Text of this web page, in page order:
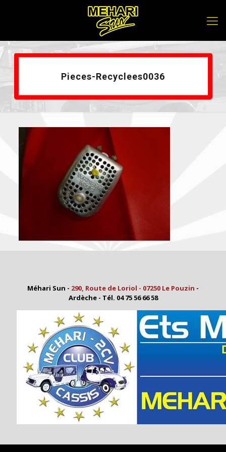
Pieces-Recyclees0036
Méhari Sun - 290, Route de Loriol - 07250 Le Pouzin -
Ardèche - Tél. 04 75 56 66 58